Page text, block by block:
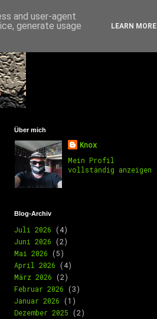
Über mich
Knox
Mein Profil
vollständig anzeigen
Blog-Archiv
Juli 2026 (4)
Juni 2026 (2)
Mai 2026 (5)
April 2026 (4)
März 2026 (2)
Februar 2026 (3)
Januar 2026 (1)
Dezember 2025 (2)
and user-agent
generate usage
LEARN MORE